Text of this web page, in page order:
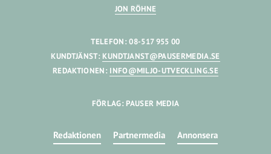
JON RÖHNE
TELEFON: 08-517 955 00
KUNDTJÄNST: KUNDTJANST@PAUSERMEDIA.SE
REDAKTIONEN: INFO@MILJO-UTVECKLING.SE
FÖRLAG: PAUSER MEDIA
Redaktionen Partnermedia Annonsera